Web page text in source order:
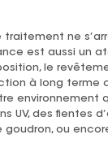
traitement ne
est aussi un
le
à long terme
environnement
UV, des fientes
goudron, ou